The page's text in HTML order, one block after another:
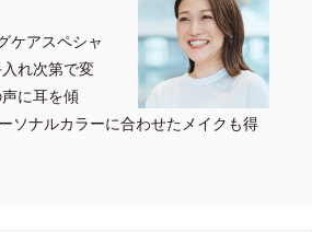
ケアスペシャ
れ次第で変
に耳を傾
ソナルカラーに合わせたメイクも得